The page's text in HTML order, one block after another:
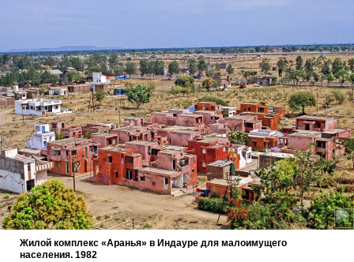
Жилой комплекс «Аранья» в Индауре для малоимущего
населения. 1982